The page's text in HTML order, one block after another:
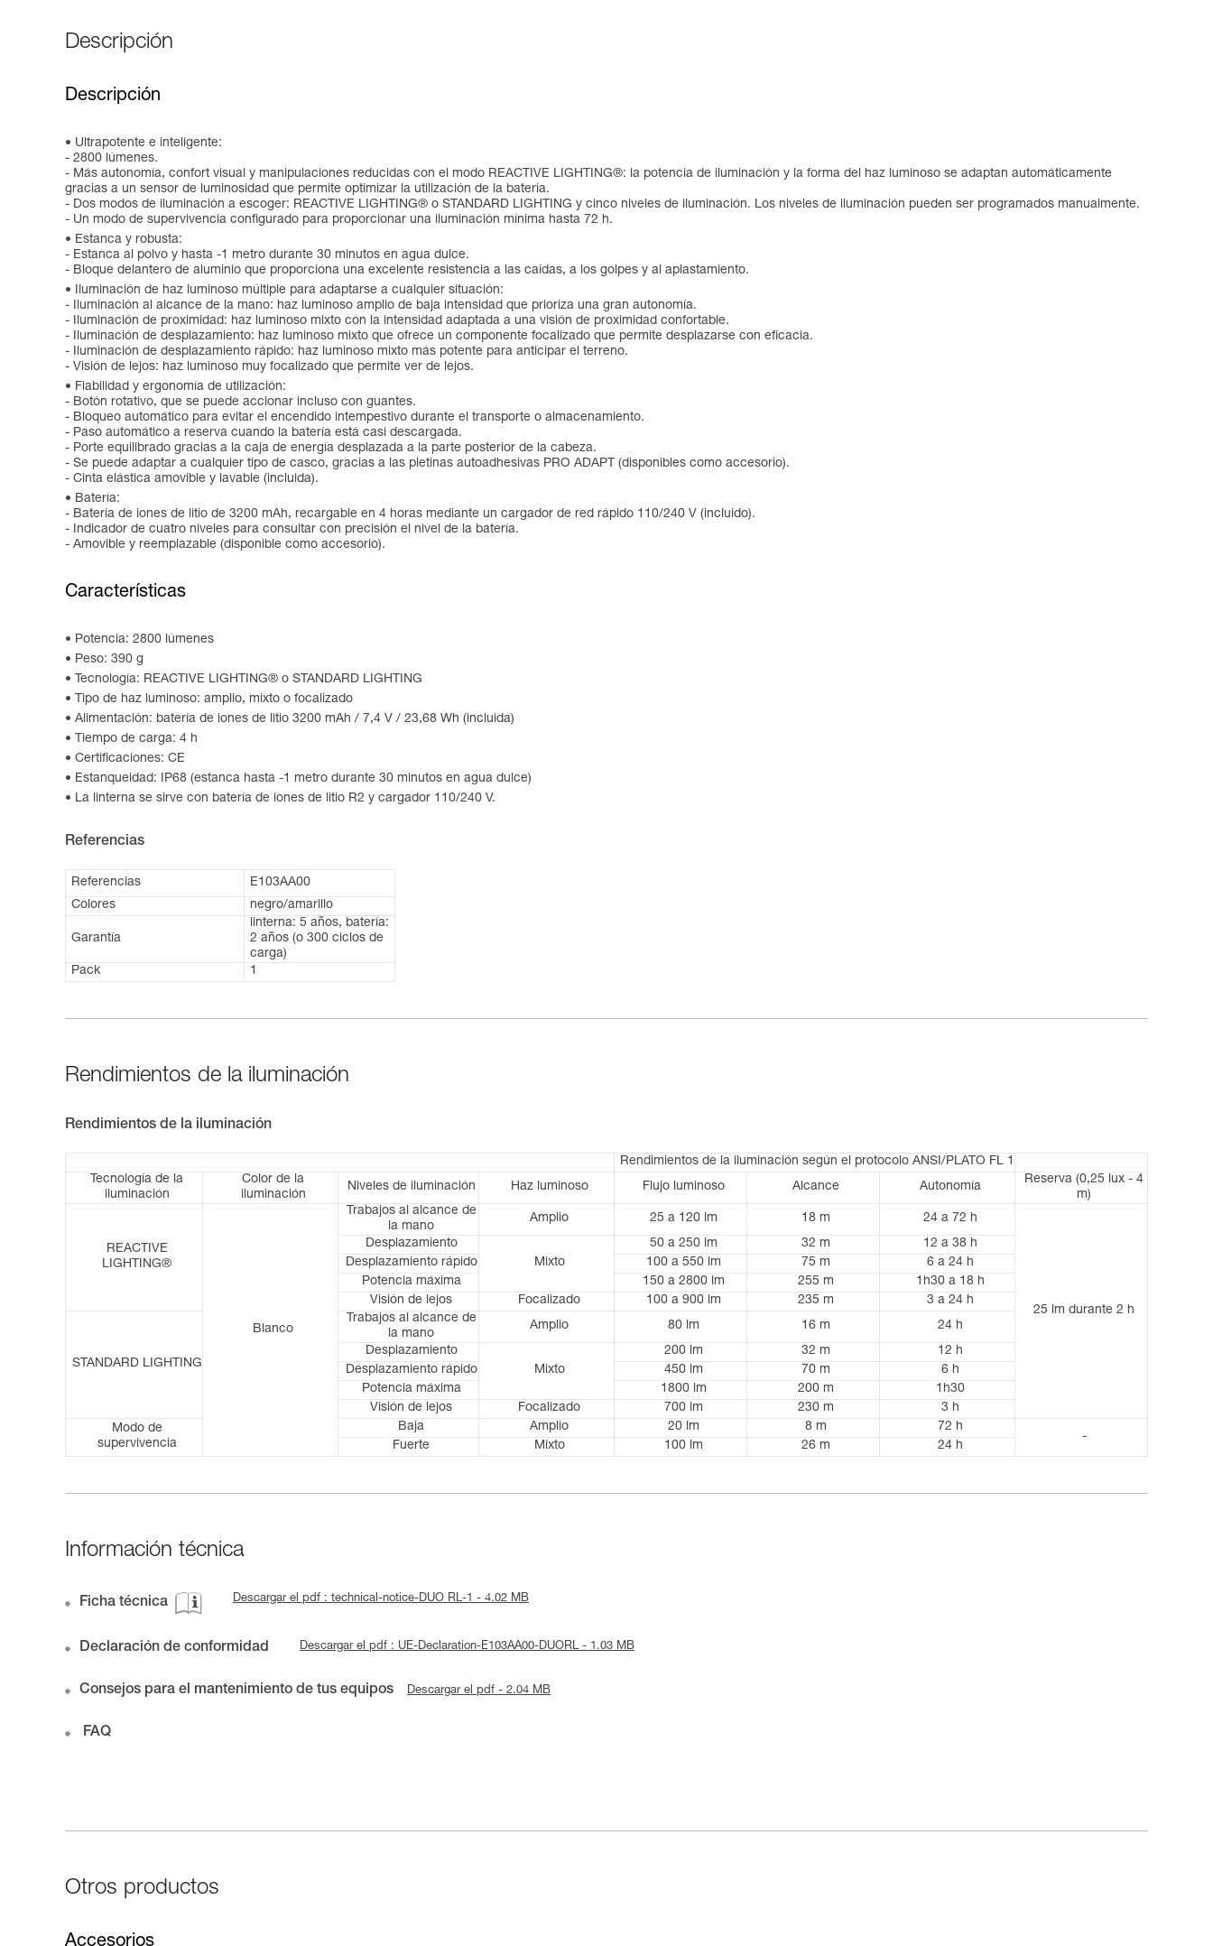
Descripción
Descripción
Ultrapotente e inteligente:
- 2800 lúmenes.
- Más autonomía, confort visual y manipulaciones reducidas con el modo REACTIVE LIGHTING®: la potencia de iluminación y la forma del haz luminoso se adaptan automáticamente
gracias a un sensor de luminosidad que permite optimizar la utilización de la batería.
- Dos modos de iluminación a escoger: REACTIVE LIGHTING® o STANDARD LIGHTING y cinco niveles de iluminación. Los niveles de iluminación pueden ser programados manualmente.
- Un modo de supervivencia configurado para proporcionar una iluminación mínima hasta 72 h.
Estanca y robusta:
- Estanca al polvo y hasta -1 metro durante 30 minutos en agua dulce.
- Bloque delantero de aluminio que proporciona una excelente resistencia a las caídas, a los golpes y al aplastamiento.
Iluminación de haz luminoso múltiple para adaptarse a cualquier situación:
- Iluminación al alcance de la mano: haz luminoso amplio de baja intensidad que prioriza una gran autonomía.
- Iluminación de proximidad: haz luminoso mixto con la intensidad adaptada a una visión de proximidad confortable.
- Iluminación de desplazamiento: haz luminoso mixto que ofrece un componente focalizado que permite desplazarse con eficacia.
- Iluminación de desplazamiento rápido: haz luminoso mixto más potente para anticipar el terreno.
- Visión de lejos: haz luminoso muy focalizado que permite ver de lejos.
Fiabilidad y ergonomía de utilización:
- Botón rotativo, que se puede accionar incluso con guantes.
- Bloqueo automático para evitar el encendido intempestivo durante el transporte o almacenamiento.
- Paso automático a reserva cuando la batería está casi descargada.
- Porte equilibrado gracias a la caja de energía desplazada a la parte posterior de la cabeza.
- Se puede adaptar a cualquier tipo de casco, gracias a las pletinas autoadhesivas PRO ADAPT (disponibles como accesorio).
- Cinta elástica amovible y lavable (incluida).
Batería:
- Batería de iones de litio de 3200 mAh, recargable en 4 horas mediante un cargador de red rápido 110/240 V (incluido).
- Indicador de cuatro niveles para consultar con precisión el nivel de la batería.
- Amovible y reemplazable (disponible como accesorio).
Características
Potencia: 2800 lúmenes
Peso: 390 g
Tecnología: REACTIVE LIGHTING® o STANDARD LIGHTING
Tipo de haz luminoso: amplio, mixto o focalizado
Alimentación: batería de iones de litio 3200 mAh / 7,4 V / 23,68 Wh (incluida)
Tiempo de carga: 4 h
Certificaciones: CE
Estanqueidad: IP68 (estanca hasta -1 metro durante 30 minutos en agua dulce)
La linterna se sirve con batería de iones de litio R2 y cargador 110/240 V.
Referencias
Referencias
E103AA00
Colores
negro/amarillo
Garantía
linterna: 5 años, batería:
2 años (o 300 ciclos de
carga)
Pack
1
Rendimientos de la iluminación
Rendimientos de la iluminación
Rendimientos de la iluminación según el protocolo ANSI/PLATO FL 1
Tecnología de la
iluminación
Color de la
iluminación
Niveles de iluminación Haz luminoso Flujo luminoso Alcance Autonomía
Reserva (0,25 lux - 4
m)
REACTIVE
LIGHTING®
Blanco
Trabajos al alcance de
la mano
Amplio 25 a 120 lm 18 m 24 a 72 h
25 lm durante 2 h
Desplazamiento
Mixto
50 a 250 lm 32 m
12 a 38 h
Desplazamiento rápido
100 a 550 lm 75 m
6 a 24 h
Potencia máxima
150 a 2800 lm 255 m
1h30 a 18 h
Visión de lejos
Focalizado 100 a 900 lm 235 m 3 a 24 h
STANDARD LIGHTING
Trabajos al alcance de
la mano
Amplio 80 lm 16 m
24 h
Desplazamiento
Mixto
200 lm 32 m
12 h
Desplazamiento rápido
450 lm 70 m
6 h
Potencia máxima
1800 lm 200 m
1h30
Visión de lejos
Focalizado 700 lm 230 m
3 h
Modo de
supervivencia
Baja Amplio 20 lm 8 m 72 h
-
Fuerte Mixto 100 lm 26 m 24 h
Información técnica
Ficha técnica Descargar el pdf : technical-notice-DUO RL-1 - 4.02 MB
Declaración de conformidad Descargar el pdf : UE-Declaration-E103AA00-DUORL - 1.03 MB
Consejos para el mantenimiento de tus equipos Descargar el pdf - 2.04 MB
FAQ
Otros productos